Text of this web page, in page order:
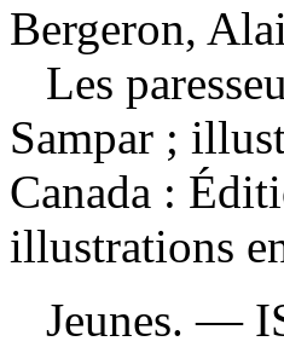
Bergeron,
Les
Sampar ;
Canada :
illustrations
Jeunes. —